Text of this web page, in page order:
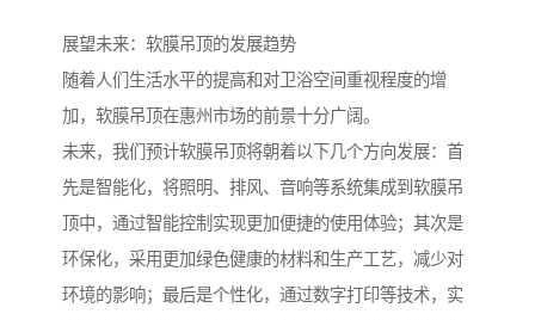
展望未来：软膜吊顶的发展趋势
随着人们生活水平的提高和对卫浴空间重视程度的增
加，软膜吊顶在惠州市场的前景十分广阔。
未来，我们预计软膜吊顶将朝着以下几个方向发展：首
先是智能化，将照明、排风、音响等系统集成到软膜吊
顶中，通过智能控制实现更加便捷的使用体验；其次是
环保化，采用更加绿色健康的材料和生产工艺，减少对
环境的影响；最后是个性化，通过数字打印等技术，实